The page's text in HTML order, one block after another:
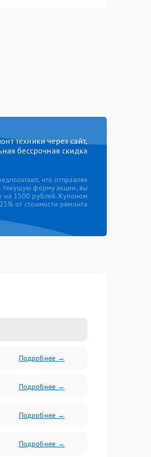
техники через сайт,
бессрочная скидка
что отправляя
текущую форму акции, вы
на 1500 рублей. Купоном
от стоимости ремонта
Подробнее →
Подробнее →
Подробнее →
Подробнее →